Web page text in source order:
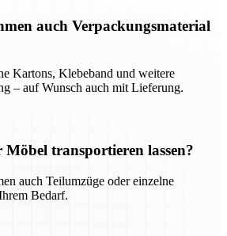
auch Verpackungsmaterial
Kartons, Klebeband und weitere
– auf Wunsch auch mit Lieferung.
transportieren lassen?
auch Teilumzüge oder einzelne
Bedarf.